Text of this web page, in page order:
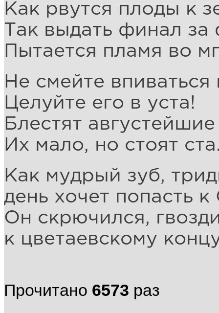
Как рвутся плоды к
Так выдать финал за
Пытается пламя во
Не смейте впиваться
Целуйте его в уста!
Блестят
Их мало, но стоят
Как мудрый зуб,
день хочет попасть к
Он скрючился,
к цветаевскому
Прочитано 6573 раз